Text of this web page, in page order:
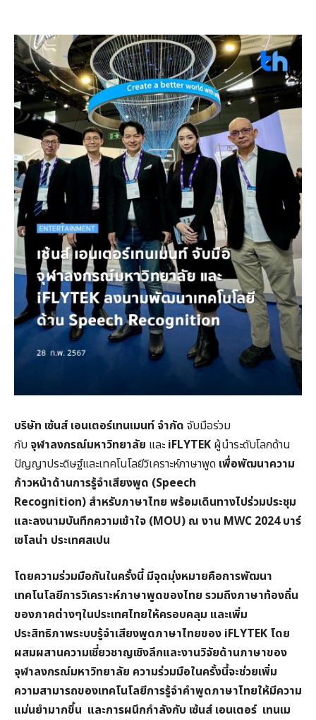
บริษัท เซ้นส์ เอนเตอร์เทนเมนท์ จำกัด จับมือร่วม
กับ จุฬาลงกรณ์มหาวิทยาลัย และiFLYTEK ผู้นำระดับโลกด้าน
ปัญญาประดิษฐ์และเทคโนโลยีวิเคราะห์ภาษาพูด เพื่อพัฒนาความ
ก้าวหน้าด้านการรู้จำเสียงพูด (Speech
Recognition) สำหรับภาษาไทย พร้อมเดินทางไปร่วมประชุม
และลงนามบันทึกความเข้าใจ (MOU) ณ งาน MWC 2024บาร์
เซโลน่า ประเทศสเปน
โดยความร่วมมือกันในครั้งนี้ มีจุดมุ่งหมายคือการพัฒนา
เทคโนโลยีการวิเคราะห์ภาษาพูดของไทย รวมถึงภาษาท้องถิ่น
ของภาคต่างๆในประเทศไทยให้ครอบคลุม และเพิ่ม
ประสิทธิภาพระบบรู้จำเสียงพูดภาษาไทยของ iFLYTEK โดย
ผสมผสานความเชี่ยวชาญเชิงลึกและงานวิจัยด้านภาษาของ
จุฬาลงกรณ์มหาวิทยาลัย ความร่วมมือในครั้งนี้จะช่วยเพิ่ม
ความสามารถของเทคโนโลยีการรู้จำคำพูดภาษาไทยให้มีความ
แม่นยำมากขึ้น และการผนึกกำลังกับ เซ้นส์ เอนเตอร์ เทนเม